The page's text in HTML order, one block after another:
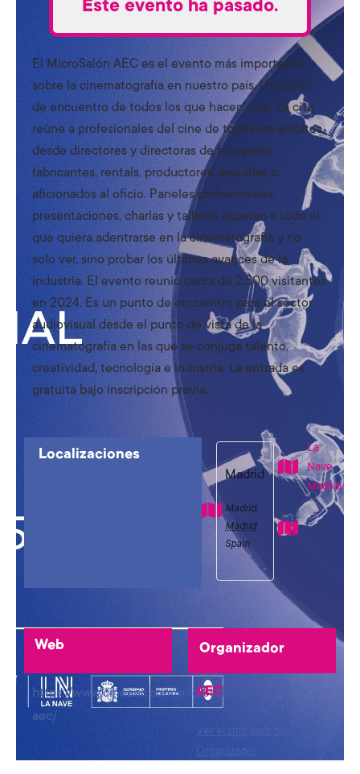
Este evento ha pasado.
El MicroSalón AEC es el evento más importante
sobre la cinematografía en nuestro país. Un punto
de encuentro de todos los que hacen cine. La cita
reúne a profesionales del cine de todos los ámbitos,
desde directores y directoras de fotografía,
fabricantes, rentals, productores, escuelas o
aficionados al oficio. Paneles profesionales,
presentaciones, charlas y talleres esperan a todo el
que quiera adentrarse en la cinematografía y no
solo ver, sino probar los últimos avances de la
industria. El evento reunió cerca de 2.500 visitantes
en 2024. Es un punto de encuentro para el sector
audiovisual desde el punto de vista de la
cinematografía en las que se conjuga talento,
creatividad, tecnología e industria. La entrada es
gratuita bajo inscripción previa.
Localizaciones
Madrid
Madrid,
Madrid
Spain
La
Nave
Madrid
Web
https://www.cineaec.com/microsalon-
aec/
Organizador
AEC
Ver el sitio web del
Organizador